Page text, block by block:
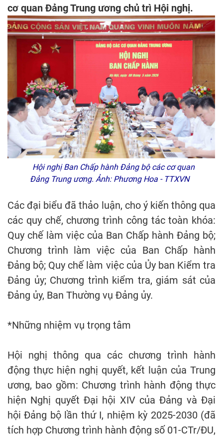
cơ quan Đảng Trung ương chủ trì Hội nghị.
Hội nghị Ban Chấp hành Đảng bộ các cơ quan
Đảng Trung ương. Ảnh: Phương Hoa - TTXVN
Các đại biểu đã thảo luận, cho ý kiến thông qua
các quy chế, chương trình công tác toàn khóa:
Quy chế làm việc của Ban Chấp hành Đảng bộ;
Chương trình làm việc của Ban Chấp hành
Đảng bộ; Quy chế làm việc của Ủy ban Kiểm tra
Đảng ủy; Chương trình kiểm tra, giám sát của
Đảng ủy, Ban Thường vụ Đảng ủy.
*Những nhiệm vụ trọng tâm
Hội nghị thông qua các chương trình hành
động thực hiện nghị quyết, kết luận của Trung
ương, bao gồm: Chương trình hành động thực
hiện Nghị quyết Đại hội XIV của Đảng và Đại
hội Đảng bộ lần thứ I, nhiệm kỳ 2025-2030 (đã
tích hợp Chương trình hành động số 01-CTr/ĐU,